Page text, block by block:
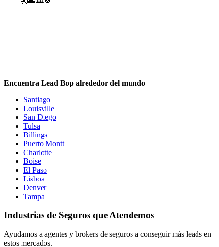
Encuentra Lead Bop alrededor del mundo
Santiago
Louisville
San Diego
Tulsa
Billings
Puerto Montt
Charlotte
Boise
El Paso
Lisboa
Denver
Tampa
Industrias de Seguros que Atendemos
Ayudamos a agentes y brokers de seguros a conseguir más leads en
estos mercados.